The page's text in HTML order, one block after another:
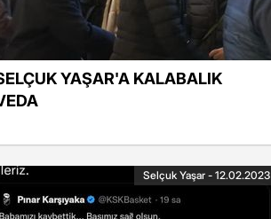
YAŞAR'A KALABALIK
Selçuk Yaşar - 12.02.2023